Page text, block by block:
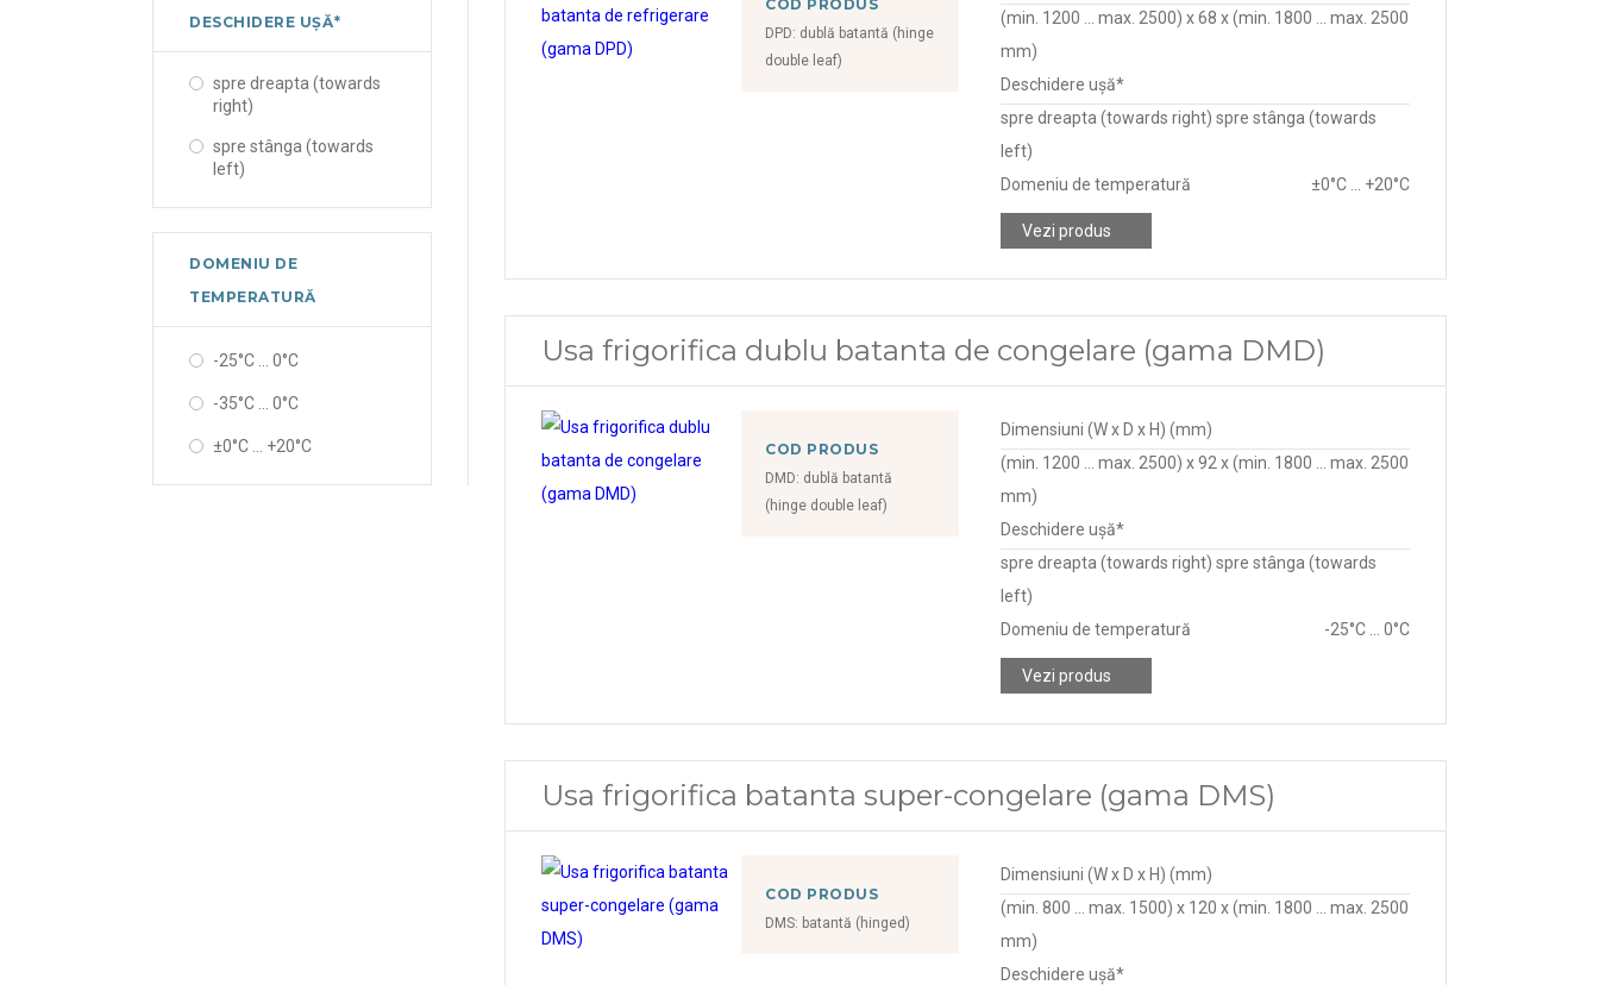
DESCHIDERE UȘĂ*
spre dreapta (towards
right)
spre stânga (towards
left)
DOMENIU DE
TEMPERATURĂ
-25°C ... 0°C
-35°C ... 0°C
±0°C ... +20°C
COD PRODUS
DPD: dublă batantă (hinge
double leaf)
(min. 1200 ... max. 2500) x 68 x (min. 1800 ... max. 2500
mm)
Deschidere ușă*
spre dreapta (towards right) spre stânga (towards
left)
Domeniu de temperatură
±0°C ... +20°C
Vezi produs
Usa frigorifica dublu batanta de congelare (gama DMD)
COD PRODUS
DMD: dublă batantă
(hinge double leaf)
Dimensiuni (W x D x H) (mm)
(min. 1200 ... max. 2500) x 92 x (min. 1800 ... max. 2500
mm)
Deschidere ușă*
spre dreapta (towards right) spre stânga (towards
left)
Domeniu de temperatură
-25°C ... 0°C
Vezi produs
Usa frigorifica batanta super-congelare (gama DMS)
COD PRODUS
DMS: batantă (hinged)
Dimensiuni (W x D x H) (mm)
(min. 800 ... max. 1500) x 120 x (min. 1800 ... max. 2500
mm)
Deschidere ușă*